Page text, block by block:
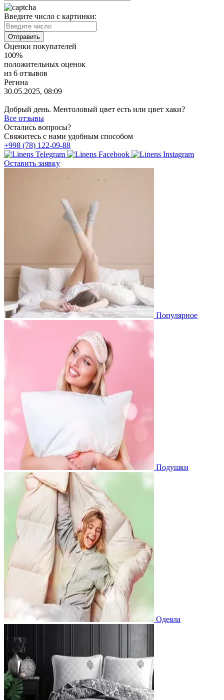
Введите число с картинки:
Оценки покупателей
100%
положительных оценок
из 6 отзывов
Регина
30.05.2025, 08:09
Добрый день. Ментоловый цвет есть или цвет хаки?
Все отзывы
Остались вопросы?
Свяжитесь с нами удобным способом
+998 (78) 122-09-88
Оставить заявку
Популярное
Подушки
Одеяла